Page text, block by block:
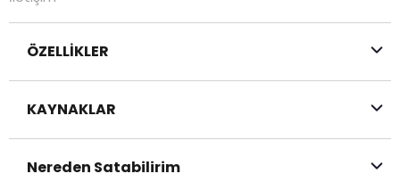
ÖZELLİKLER
KAYNAKLAR
Nereden Satabilirim